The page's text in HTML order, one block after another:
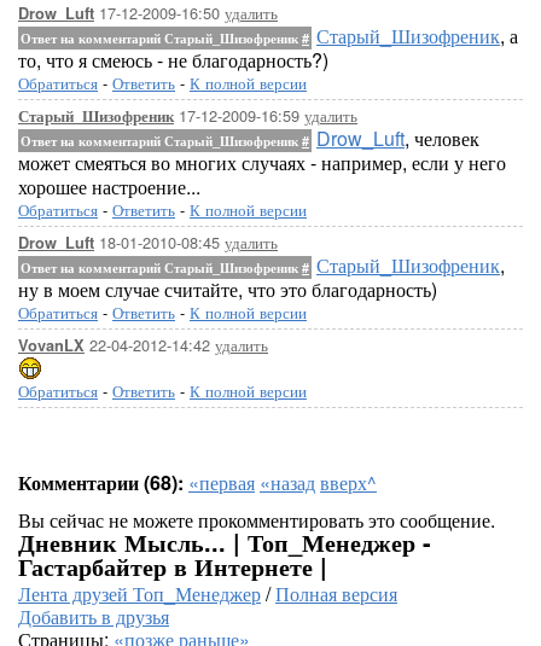
Drow_Luft 17-12-2009-16:50 удалить
Ответ на комментарий Старый_Шизофреник # Старый_Шизофреник, а
то, что я смеюсь - не благодарность?)
Обратиться - Ответить - К полной версии
Старый_Шизофреник17-12-2009-16:59 удалить
Ответ на комментарий Старый_Шизофреник # Drow_Luft, человек
может смеяться во многих случаях - например, если у него
хорошее настроение...
Обратиться - Ответить - К полной версии
Drow_Luft 18-01-2010-08:45 удалить
Ответ на комментарий Старый_Шизофреник # Старый_Шизофреник,
ну в моем случае считайте, что это благодарность)
Обратиться - Ответить - К полной версии
VovanLX 22-04-2012-14:42 удалить
Обратиться - Ответить - К полной версии
Комментарии (68): «первая «назадвверх^
Вы сейчас не можете прокомментировать это сообщение.
Дневник Мысль... | Топ_Менеджер -
Гастарбайтер в Интернете |
Лента друзей Топ_Менеджер/Полная версия
Добавить в друзья
Страницы: «позжераньше»